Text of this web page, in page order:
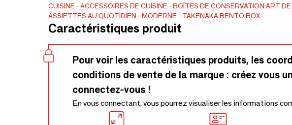
ondes et au lave-vaisselle sauf le couvercle intérieur. Fabriqué au Japon
CUISINE ACCESSOIRES DE CUISINE BOÎTES DE CONSERVATION ART
ASSIETTES AU QUOTIDIEN
MODERNE TAKENAKA BENTO BOX
Caractéristiques produit
Pour voir les caractéristiques produits, les
conditions de vente de la marque : créez vous
connectez-vous !
En vous connectant, vous pourrez visualiser les informations